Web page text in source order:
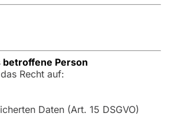
betroffene Person
Recht auf:
Daten (Art. 15 DSGVO)